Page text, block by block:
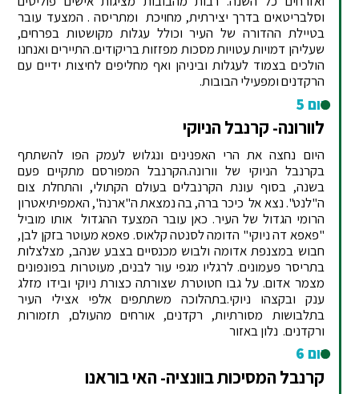
וסלבריטאים בדרך יצירתית, מחויכת ומתריסה . המצעד עובר
בטיילת ההדורה של העיר וכולל עגלות מקושטות בפרחים,
שעליהן דמויות עטויות מסכות מפזזות בריקודים. התיירים ואנחנו
הולכים בצמוד לעגלות וביניהן ואף מחליפים לחיצות ידיים עם
הרקדנים ומפעילי הבובות.
יום 5
לוורונה- קרנבל הניוקי
היום נחצה את הרי האפנינים ונגלוש לעמק הפו להשתתף
בקרנבל הניוקי של וורונה.הקרנבל המפורסם מתקיים פעם
בשנה, בסוף עונת הקרנבלים בעולם הקתולי, והתחלת צום
ה"לנט". נצא אל כיכר ברה, בה נמצאת ה"ארנה", האמפיתיאטרון
הרומי הגדול של העיר. כאן עובר המצעד ההגדול אותו מוביל
"פאפא דה ניוקי" הדומה לסנטה קלאוס. פאפא מעוטר בזקן לבן,
חבוש במצנפת אדומה ולבוש מכנסיים בצבע שנהב, מצלצלות
בתריסר פעמונים. לרגליו מגפי עור לבנים, מעוטרות בפונפונים
מצמר אדום. על גבו חטוטרת שצורתה כצורת ניוקי ובידו מזלג
ענק ובקצהו ניוקי.בתהלוכה משתתפים אלפי אצילי העיר
בתלבושות מסורתיות, רקדנים, אורחים מהעולם, תזמורות
ורקדנים. נלון באזור
יום 6
קרנבל המסיכות בוונציה- האי בוראנו